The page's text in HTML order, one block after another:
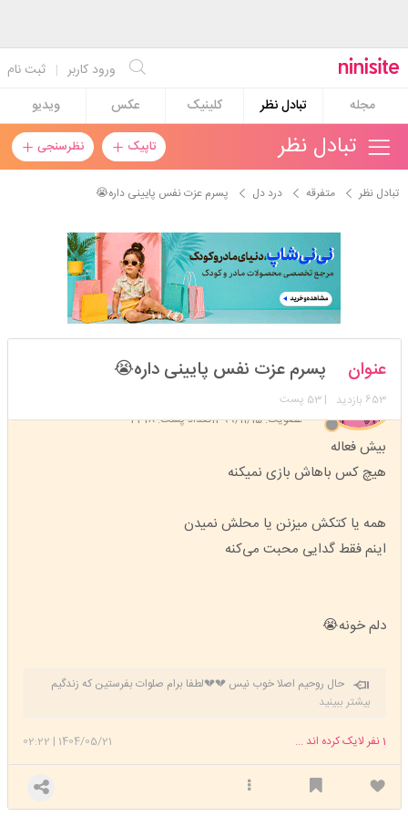
ثبت نام | ورود کاربر
مجله
تبادل نظر کلینیک عکس ویدیو
تاپیک نظرسنجی تبادل نظر
تبادل نظر متفرقه درد دل پسرم عزت نفس پایینی داره😭
nillllofar_abi
عضویت: 1399/11/15 تعداد پست: 2318
عنوان پسرم عزت نفس پایینی داره😭
653 بازدید | 53 پست
بیش فعاله
هیچ کس باهاش بازی نمیکنه
همه یا کتکش میزنن یا محلش نمیدن
اینم فقط گدایی محبت می‌کنه
دلم خونه😭
حال روحیم اصلا خوب نیس 💔💔لطفا برام صلوات بفرستین که زندگیم
خوب بشه خسته شدم دیگه 😔بیشتر ببینید
1404/05/21
|
02:22 1نفر لایک کرده اند ...